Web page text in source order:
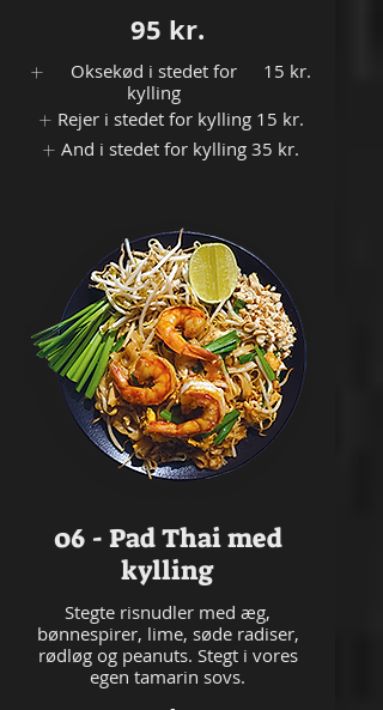
95 kr.
Oksekød i stedet for
kylling
15 kr.
Rejer i stedet for kylling 15 kr.
And i stedet for kylling 35 kr.
06 - Pad Thai med
kylling
Stegte risnudler med æg,
bønnespirer, lime, søde radiser,
rødløg og peanuts. Stegt i vores
egen tamarin sovs.